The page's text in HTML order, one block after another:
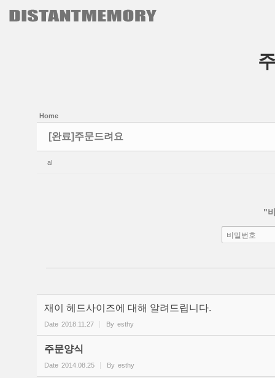
본문으로 바로가기
Home
[완료]주문드려요
al
"
비밀번호
재이 헤드사이즈에 대해 알려드립니다.
Date 2018.11.27 By esthy
주문양식
Date 2014.08.25 By esthy
Sketchbook5, 스케치북5